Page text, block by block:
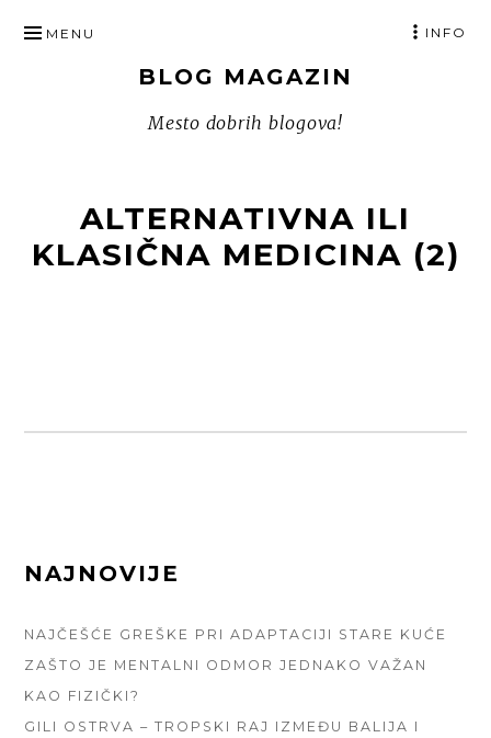
TO
BLOG MAGAZIN
Mesto dobrih blogova!
MENU INFO
ALTERNATIVNA ILI
KLASIČNA MEDICINA (2)
FOOTER
NAJNOVIJE
NAJČEŠĆE GREŠKE PRI ADAPTACIJI STARE KUĆE
ZAŠTO JE MENTALNI ODMOR JEDNAKO VAŽAN
KAO FIZIČKI?
GILI OSTRVA – TROPSKI RAJ IZMEĐU BALIJA I